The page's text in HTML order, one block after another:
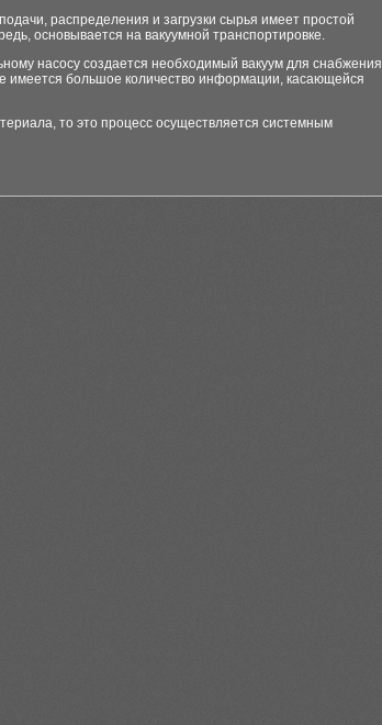
распределения и загрузки сырья имеет простой
основывается на вакуумной транспортировке.
насосу создается необходимый вакуум для снабжения
имеется большое количество информации, касающейся
то это процесс осуществляется системным